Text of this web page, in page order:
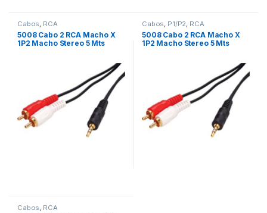
Cabos, RCA
5008 Cabo 2 RCA Macho X
1P2 Macho Stereo 5 Mts
Cabos, P1/P2, RCA
5008 Cabo 2 RCA Macho X
1P2 Macho Stereo 5 Mts
Cabos, RCA